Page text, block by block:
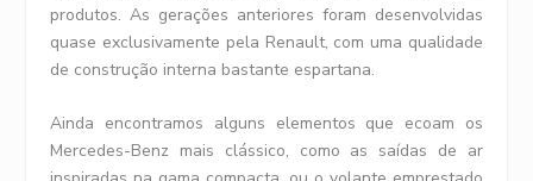
produtos. As gerações anteriores foram desenvolvidas
quase exclusivamente pela Renault, com uma qualidade
de construção interna bastante espartana.
Ainda encontramos alguns elementos que ecoam os
Mercedes-Benz mais clássico, como as saídas de ar